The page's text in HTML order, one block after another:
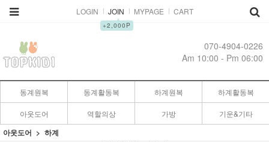
LOGIN JOIN
▲
+2,000P
MYPAGE CART
070-4904-0226
Am 10:00 - Pm 06:00
동계원복 동계활동복 하계원복 하계활동복
아웃도어 역할의상 가방 기운&기타
아웃도어 하계